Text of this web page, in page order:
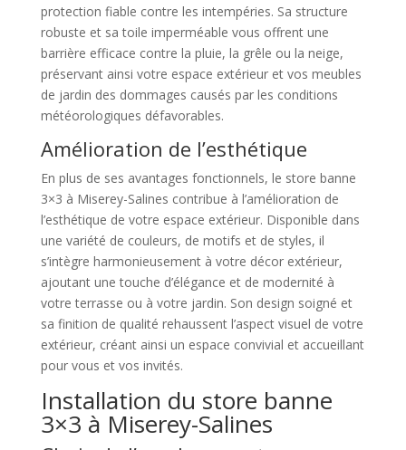
protection fiable contre les intempéries. Sa structure
robuste et sa toile imperméable vous offrent une
barrière efficace contre la pluie, la grêle ou la neige,
préservant ainsi votre espace extérieur et vos meubles
de jardin des dommages causés par les conditions
météorologiques défavorables.
Amélioration de l’esthétique
En plus de ses avantages fonctionnels, le store banne
3×3 à Miserey-Salines contribue à l’amélioration de
l’esthétique de votre espace extérieur. Disponible dans
une variété de couleurs, de motifs et de styles, il
s’intègre harmonieusement à votre décor extérieur,
ajoutant une touche d’élégance et de modernité à
votre terrasse ou à votre jardin. Son design soigné et
sa finition de qualité rehaussent l’aspect visuel de votre
extérieur, créant ainsi un espace convivial et accueillant
pour vous et vos invités.
Installation du store banne
3×3 à Miserey-Salines